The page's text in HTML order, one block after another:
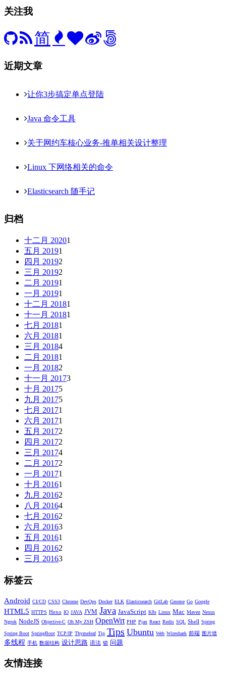
关注我
简
近期文章
让你3步搞定单点登陆
Java 命令工具
关于网约车核心业务-推单相关设计整理
Linux 下网络相关的命令
Elasticsearch 随手记
归档
十二月 20201
五月 20191
四月 20192
三月 20192
二月 20191
一月 20191
十二月 20181
十一月 20181
七月 20181
六月 20181
三月 20184
二月 20181
一月 20182
十一月 20173
十月 20175
九月 20175
七月 20171
六月 20171
五月 20172
四月 20172
三月 20174
二月 20172
一月 20171
十月 20161
九月 20162
八月 20164
七月 20162
六月 20163
五月 20161
四月 20162
三月 20163
标签云
Android CI/CD CSS3 Chrome DevOps Docker ELK Elasticsearch GitLab Gnome Go Google
HTML5 HTTPS Hexo IO JAVA JVM Java JavaScript K8s Linux Mac Maven Nexus
Ngrok NodeJS Objective-C Oh My ZSH OpenWrt PHP Pjax React Redis SQL Shell Spring
Spring Boot SpringBoot TCP/IP Thymeleaf Tip Tips Ubuntu Web Wireshark 前端 图片墙
多线程 手机 数据结构 设计思路 语法 锁 问题
友情连接